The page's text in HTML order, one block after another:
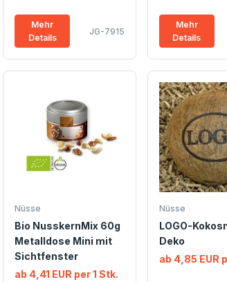
Mehr
Details
JG-7915
Mehr
Details
Nüsse
Bio NusskernMix 60g
Metalldose Mini mit
Sichtfenster
ab 4,41 EUR per 1 Stk.
Nüsse
LOGO-
Deko
ab 4,85 EUR